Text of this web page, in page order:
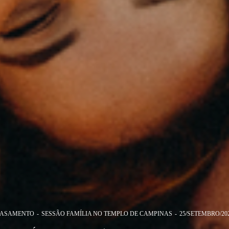
SESSÃO FAMÍLIA NO TEMPLO DE CAMPINAS 25/SETEMBRO/